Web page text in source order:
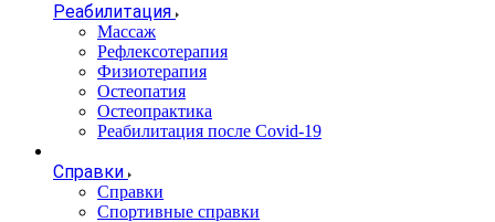
Реабилитация
Массаж
Рефлексотерапия
Физиотерапия
Остеопатия
Остеопрактика
Реабилитация после Covid-19
Справки
Справки
Спортивные справки